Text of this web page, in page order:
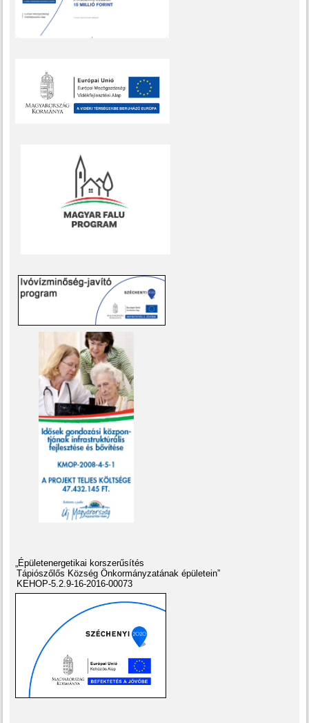
„Épületenergetikai korszerűsítés
Tápiószőlős Község Önkormányzatának épületein”
KEHOP-5.2.9-16-2016-00073